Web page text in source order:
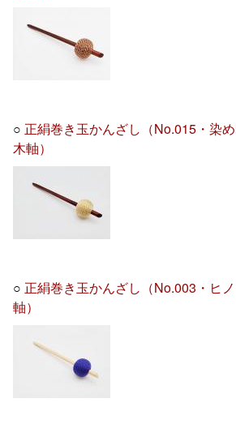
○ 正絹巻き玉かんざし（No.015・染
木軸）
○ 正絹巻き玉かんざし（No.003・ヒ
軸）